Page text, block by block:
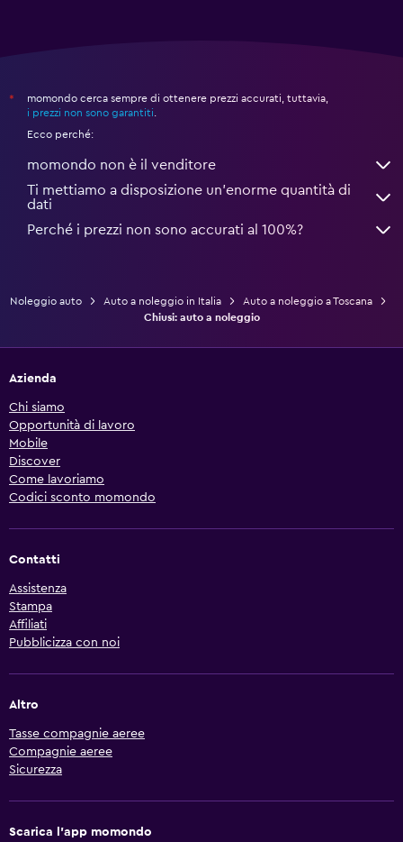
*
momondo cerca sempre di ottenere prezzi accurati, tuttavia,
i prezzi non sono garantiti
Ecco perché:
momondo non è il venditore
Ti mettiamo a disposizione un’enorme quantità di
dati
Perché i prezzi non sono accurati al 100%?
Noleggio auto Auto a noleggio in Italia
Auto a noleggio a Toscana
Chiusi: auto a noleggio
Azienda
Chi siamo
Opportunità di lavoro
Mobile
Discover
Come lavoriamo
Codici sconto momondo
Contatti
Assistenza
Stampa
Affiliati
Pubblicizza con noi
Altro
Tasse compagnie aeree
Compagnie aeree
Sicurezza
Scarica l'app momondo